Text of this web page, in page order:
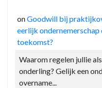
onGoodwill bij
eerlijk
toekomst?
Waarom regelen jullie
onderling? Gelijk een
overname...